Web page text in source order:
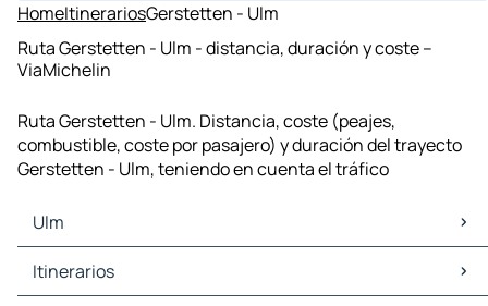
HomeItinerariosGerstetten - Ulm
Ruta Gerstetten - Ulm - distancia, duración y coste –
ViaMichelin
Ruta Gerstetten - Ulm. Distancia, coste (peajes,
combustible, coste por pasajero) y duración del trayecto
Gerstetten - Ulm, teniendo en cuenta el tráfico
Ulm
Ulm Mapas Planos
Ulm Trafico
Itinerarios